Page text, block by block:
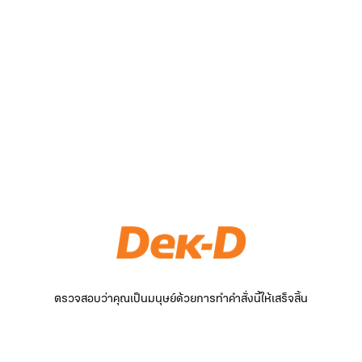
ตรวจสอบว่าคุณเป็นมนุษย์ด้วยการทำคำสั่งนี้ให้เสร็จสิ้น